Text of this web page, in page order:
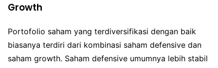
Growth
Portofolio saham yang terdiversifikasi dengan baik
biasanya terdiri dari kombinasi saham defensive dan
saham growth. Saham defensive umumnya lebih stabil